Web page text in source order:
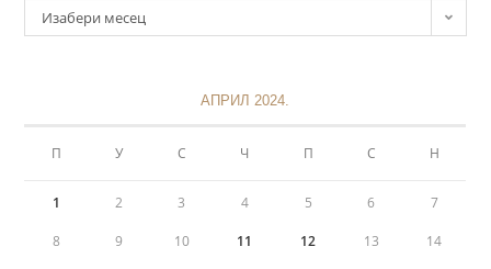
Изабери месец
АПРИЛ 2024.
П У С Ч П С Н
1 2 3 4 5 6 7
8 9 10 11 12 13 14